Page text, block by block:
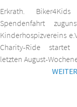
Erkrath.
Spendenfahrt
Kinderhospizvereins
Charity-Ride startet
letzten August-